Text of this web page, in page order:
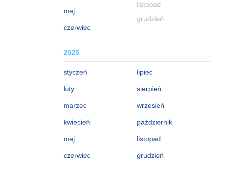
maj
czerwiec
listopad
grudzień
2025
styczeń
luty
marzec
kwiecień
maj
czerwiec
lipiec
sierpień
wrzesień
październik
listopad
grudzień